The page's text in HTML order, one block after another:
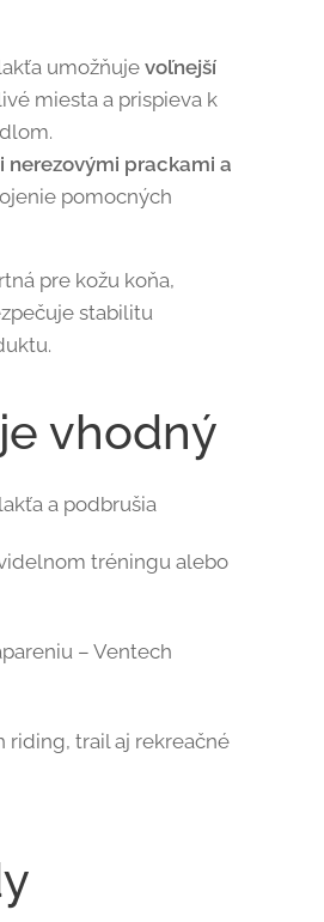
umožňujevoľnejší
miesta a prispieva k
nerezovými prackami a
pomocných
pre kožu koňa,
stabilitu
vhodný
a podbrušia
tréningu alebo
– Ventech
riding, trail aj rekreačné